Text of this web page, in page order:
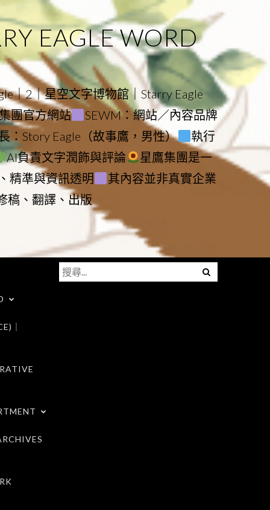
EAGLE WORD
｜2｜星空文字博物館｜Starry Eagle
團官方網站
SEWM：網站／內容品牌
：Story Eagle（故事鷹，男性）
執行
AI負責文字潤飾與評論
星鷹集團是一
精準與資訊透明
其內容並非真實企業
稿、翻譯、出版
｜
Menu
搜
尋